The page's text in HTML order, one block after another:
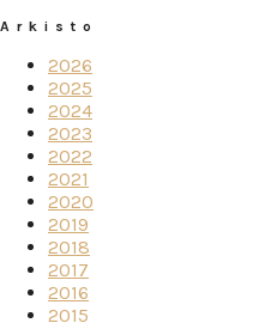
Arkisto
2026
2025
2024
2023
2022
2021
2020
2019
2018
2017
2016
2015